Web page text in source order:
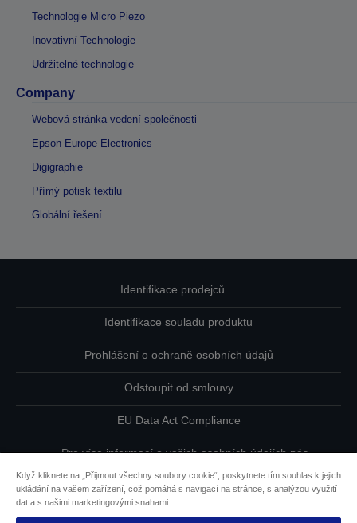
Technologie Micro Piezo
Inovativní Technologie
Udržitelné technologie
Company
Webová stránka vedení společnosti
Epson Europe Electronics
Digigraphie
Přímý potisk textilu
Globální řešení
Identifikace prodejců
Identifikace souladu produktu
Prohlášení o ochraně osobních údajů
Odstoupit od smlouvy
EU Data Act Compliance
Pro více informací o vašich osobních údajích nás
Informace o souborech cookie
Když kliknete na „Přijmout všechny soubory cookie“, poskytnete tím souhlas k jejich
ukládání na vašem zařízení, což pomáhá s navigací na stránce, s analýzou využití
dat a s našimi marketingovými snahami.